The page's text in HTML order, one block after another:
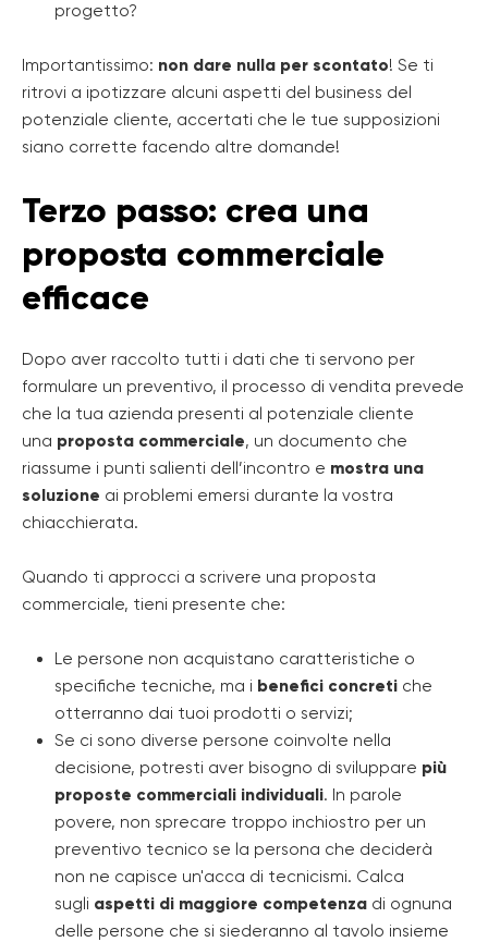
progetto?
Importantissimo: non dare nulla per scontato! Se ti
ritrovi a ipotizzare alcuni aspetti del business del
potenziale cliente, accertati che le tue supposizioni
siano corrette facendo altre domande!
Terzo passo: crea una
proposta commerciale
efficace
Dopo aver raccolto tutti i dati che ti servono per
formulare un preventivo, il processo di vendita prevede
che la tua azienda presenti al potenziale cliente
una proposta commerciale, un documento che
riassume i punti salienti dell’incontro e mostra una
soluzione ai problemi emersi durante la vostra
chiacchierata.
Quando ti approcci a scrivere una proposta
commerciale, tieni presente che:
Le persone non acquistano caratteristiche o
specifiche tecniche, ma i benefici concreti che
otterranno dai tuoi prodotti o servizi;
Se ci sono diverse persone coinvolte nella
decisione, potresti aver bisogno di sviluppare più
proposte commerciali individuali. In parole
povere, non sprecare troppo inchiostro per un
preventivo tecnico se la persona che deciderà
non ne capisce un'acca di tecnicismi. Calca
sugli aspetti di maggiore competenza di ognuna
delle persone che si siederanno al tavolo insieme